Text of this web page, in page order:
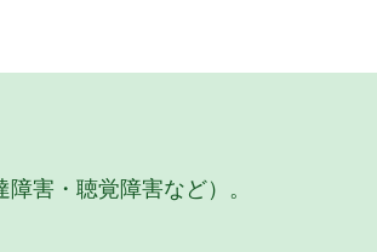
害・聴覚障害など）。